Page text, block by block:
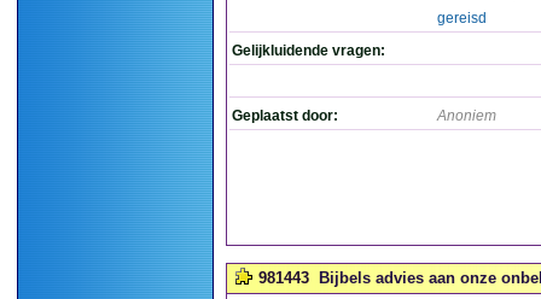
gereisd
Gelijkluidende vragen:
Geplaatst door: Anoniem
981443 Bijbels advies aan onze